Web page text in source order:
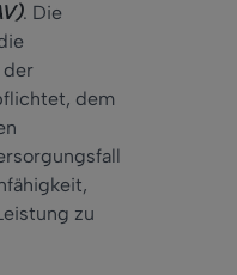
. Die
der
dem
zu